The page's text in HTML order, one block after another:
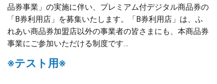
品券事業」の実施に伴い、プレミアム付デジタル商品券の
「B券利用店」を募集いたします。「B券利用店」は、ふ
れあい商品券加盟店以外の事業者の皆さまにも、本商品券
事業にご参加いただける制度です…
※テスト用※